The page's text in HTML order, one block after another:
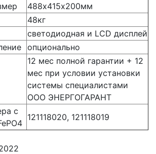
488х415х200мм
48кг
светодиодная и LCD дисплей
опционально
12 мес полной гарантии + 12
мес при условии установки
системы специалистами
ООО ЭНЕРГОГАРАНТ
с
121118020, 121118019